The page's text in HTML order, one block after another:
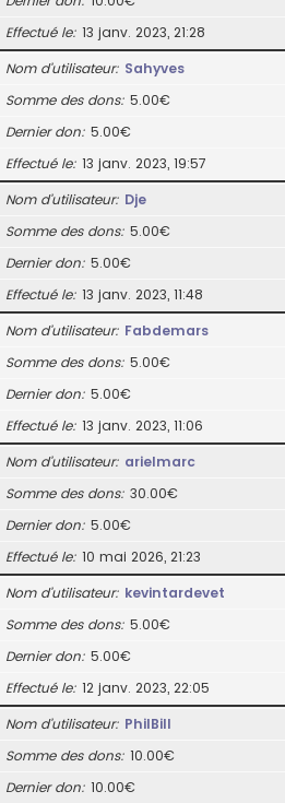
Effectué le 13 janv. 2023, 21:28
Nom d’utilisateur Sahyves
Somme des dons 5.00€
Dernier don 5.00€
Effectué le 13 janv. 2023, 19:57
Nom d’utilisateur Dje
Somme des dons 5.00€
Dernier don 5.00€
Effectué le 13 janv. 2023, 11:48
Nom d’utilisateur Fabdemars
Somme des dons 5.00€
Dernier don 5.00€
Effectué le 13 janv. 2023, 11:06
Nom d’utilisateur arielmarc
Somme des dons 30.00€
Dernier don 5.00€
Effectué le 10 mai 2026, 21:23
Nom d’utilisateur kevintardevet
Somme des dons 5.00€
Dernier don 5.00€
Effectué le 12 janv. 2023, 22:05
Nom d’utilisateur PhilBill
Somme des dons 10.00€
Dernier don 10.00€